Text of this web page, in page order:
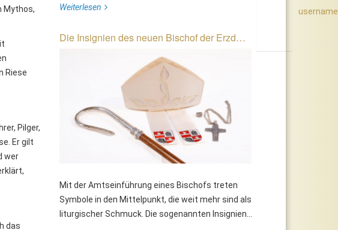
Mythos,
Riese
Pilger,
Er gilt
wer
das
Weiterlesen
Die Insignien des neuen Bischof der Erzd…
Mit der Amtseinführung eines Bischofs treten
Symbole in den Mittelpunkt, die weit mehr sind als
liturgischer Schmuck. Die sogenannten Insignien...